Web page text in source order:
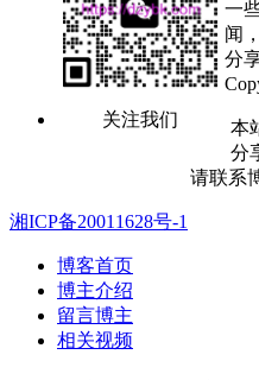
关注我们
一
闻
分
本
分
请联系
湘ICP备20011628号-1
博客首页
博主介绍
留言博主
相关视频